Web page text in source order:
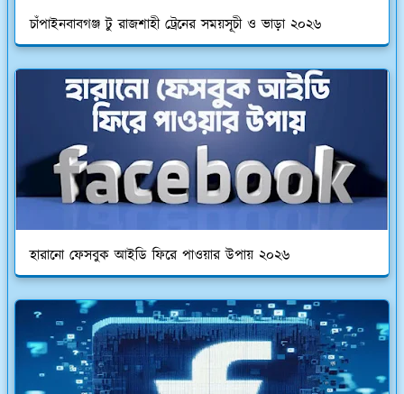
চাঁপাইনবাবগঞ্জ টু রাজশাহী ট্রেনের সময়সূচী ও ভাড়া ২০২৬
হারানো ফেসবুক আইডি ফিরে পাওয়ার উপায় ২০২৬